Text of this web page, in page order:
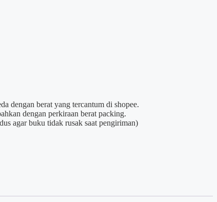
dengan berat yang tercantum di shopee.
dengan perkiraan berat packing.
agar buku tidak rusak saat pengiriman)